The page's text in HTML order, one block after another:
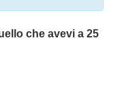
che avevi a 25